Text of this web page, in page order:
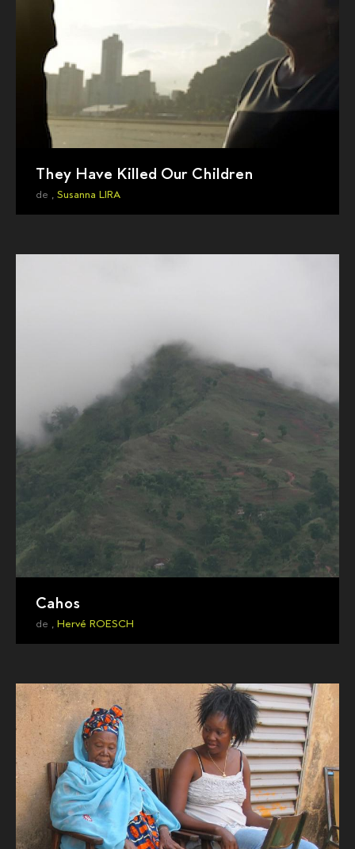
They Have Killed Our Children
de , Susanna LIRA
Cahos
de , Hervé ROESCH